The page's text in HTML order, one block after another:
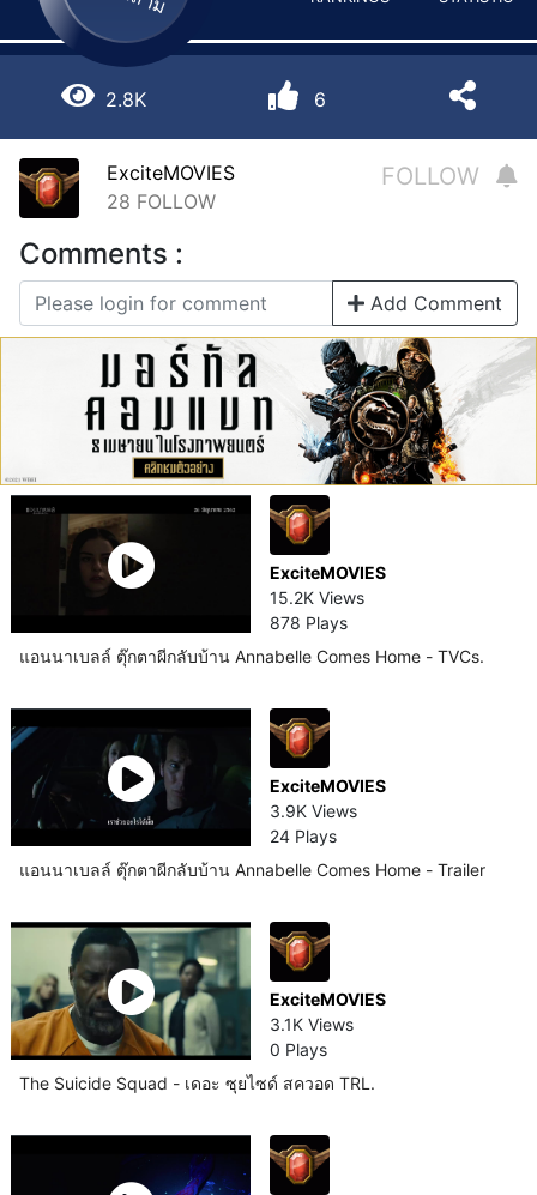
2.8K 6
ExciteMOVIES
28 FOLLOW
FOLLOW
Comments :
Add Comment
ExciteMOVIES
15.2K Views
878 Plays
แอนนาเบลล์ ตุ๊กตาผีกลับบ้าน Annabelle Comes Home - TVCs.
ExciteMOVIES
3.9K Views
24 Plays
แอนนาเบลล์ ตุ๊กตาผีกลับบ้าน Annabelle Comes Home - Trailer
ExciteMOVIES
3.1K Views
0 Plays
The Suicide Squad - เดอะ ซุยไซด์ สควอด TRL.